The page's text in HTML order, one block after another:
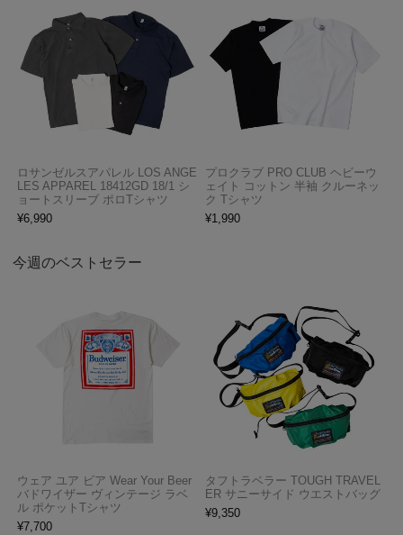
ロサンゼルスアパレル LOS ANGE
LES APPAREL 18412GD 18/1 シ
ョートスリーブ ポロTシャツ
¥6,990
プロクラブ PRO CLUB ヘビーウ
ェイト コットン 半袖 クルーネッ
ク Tシャツ
¥1,990
今週のベストセラー
ウェア ユア ビア Wear Your Beer
バドワイザー ヴィンテージ ラベ
ル ポケットTシャツ
¥7,700
タフトラベラー TOUGH TRAVEL
ER サニーサイド ウエストバッグ
¥9,350